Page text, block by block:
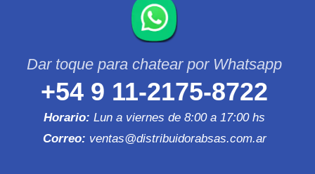
+54 9 11-2175-8722
Horario:Lun a viernes de 8:00 a 17:00 hs
Correo: ventas@distribuidorabsas.com.ar